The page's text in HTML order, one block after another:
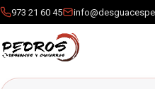
973 21 60 45
Buscar productos